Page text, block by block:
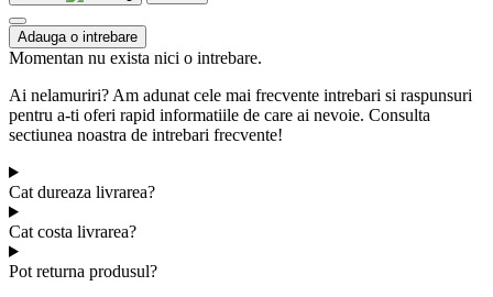
Adauga o intrebare
Momentan nu exista nici o intrebare.
Ai nelamuriri? Am adunat cele mai frecvente intrebari si raspunsuri
pentru a-ti oferi rapid informatiile de care ai nevoie. Consulta
sectiunea noastra de intrebari frecvente!
Cat dureaza livrarea?
Cat costa livrarea?
Pot returna produsul?